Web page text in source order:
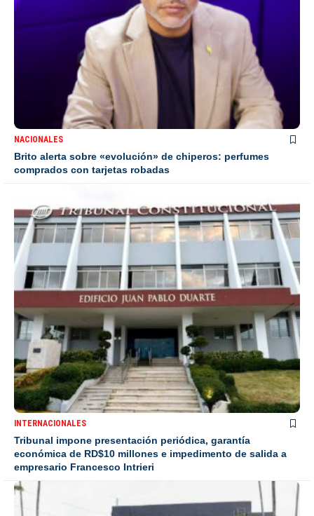
NACIONALES
Brito alerta sobre «evolución» de chiperos: perfumes
comprados con tarjetas robadas
INTERNACIONALES
Tribunal impone presentación periódica, garantía
económica de RD$10 millones e impedimento de salida a
empresario Francesco Intrieri